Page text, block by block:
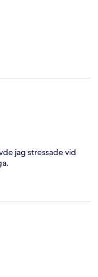
jag stressade vid